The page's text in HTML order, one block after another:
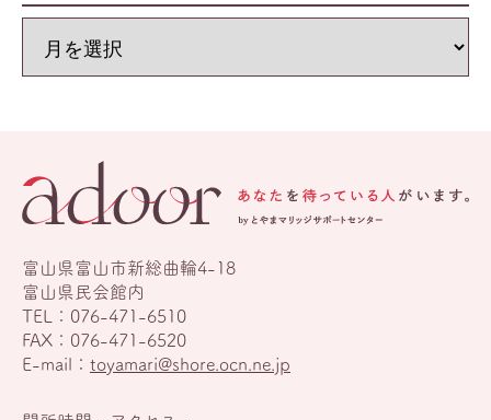
富山県富山市新総曲輪4-18
富山県民会館内
TEL： 076-471-6510
FAX：076-471-6520
E-mail： toyamari@shore.ocn.ne.jp